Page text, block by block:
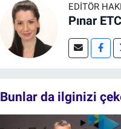
EDITÖR
Pınar
Bunlar da ilginizi